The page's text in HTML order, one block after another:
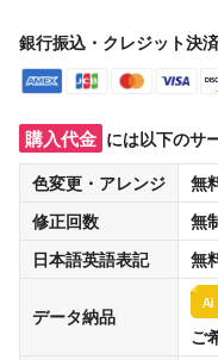
銀行振込・クレジット決
購入代金 には以下のサ
色変更・アレンジ
無
修正回数
無
日本語英語表記
無
データ納品
ご